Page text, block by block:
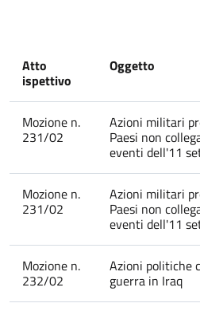
Atto
ispettivo
Oggetto
Mozione n.
231/02
Azioni militari
Paesi non
eventi dell'11
Mozione n.
231/02
Azioni militari
Paesi non
eventi dell'11
Mozione n.
232/02
Azioni politiche
guerra in Iraq